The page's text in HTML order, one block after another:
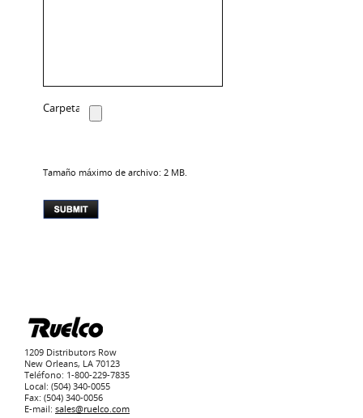
Carpeta
Tamaño máximo de archivo: 2 MB.
1209 Distributors Row
New Orleans, LA 70123
Teléfono: 1-800-229-7835
Local: (504) 340-0055
Fax: (504) 340-0056
E-mail: sales@ruelco.com